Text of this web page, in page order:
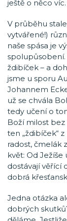
ještě o něco víc.
V průběhu
vytvářené!)
naše spása je
ždibíček – a
jsme u sporu
Johannem
už se chvála
tedy učení o
Boží milost
ten „ždibíček“
radost, čmelák
květ: Od
dostávají věřící
dobrá
Jedna otázka
dobrých